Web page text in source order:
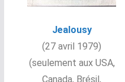
Jealousy
(27 avril 1979)
(seulement aux USA,
Canada, Brésil,